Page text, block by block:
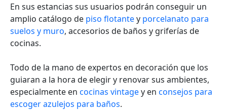
En sus estancias sus usuarios podrán conseguir un
amplio catálogo de piso flotantey porcelanato para
suelos y muro, accesorios de baños y griferías de
cocinas.
Todo de la mano de expertos en decoración que los
guiaran a la hora de elegir y renovar sus ambientes,
especialmente en cocinas vintagey en consejos para
escoger azulejos para baños.